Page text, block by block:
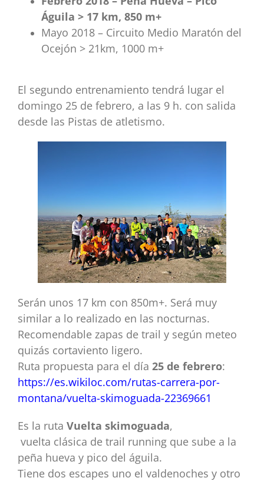
Águila > 17 km, 850 m+
Mayo 2018 – Circuito Medio Maratón del
Ocejón > 21km, 1000 m+
El segundo entrenamiento tendrá lugar el
domingo 25 de febrero, a las 9 h. con salida
desde las Pistas de atletismo.
Serán unos 17 km con 850m+. Será muy
similar a lo realizado en las nocturnas.
Recomendable zapas de trail y según meteo
quizás cortaviento ligero.
Ruta propuesta para el día 25 de febrero:
https://es.wikiloc.com/rutas-carrera-por-
montana/vuelta-skimoguada-22369661
Es la ruta Vuelta skimoguada,
vuelta clásica de trail running que sube a la
peña hueva y pico del águila.
Tiene dos escapes uno el valdenoches y otro